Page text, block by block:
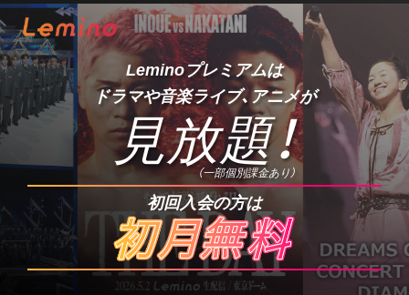
Leminoプレミアムは
ドラマや音楽ライブ、アニメが
見放題！
（一部個別課金あり）
初回入会の方は